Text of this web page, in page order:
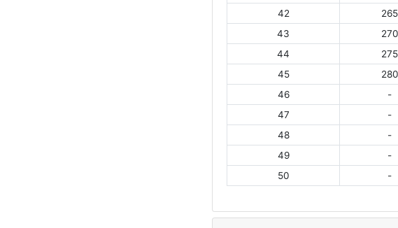
42
265
43
270
44
275
45
280
46
-
47
-
48
-
49
-
50
-